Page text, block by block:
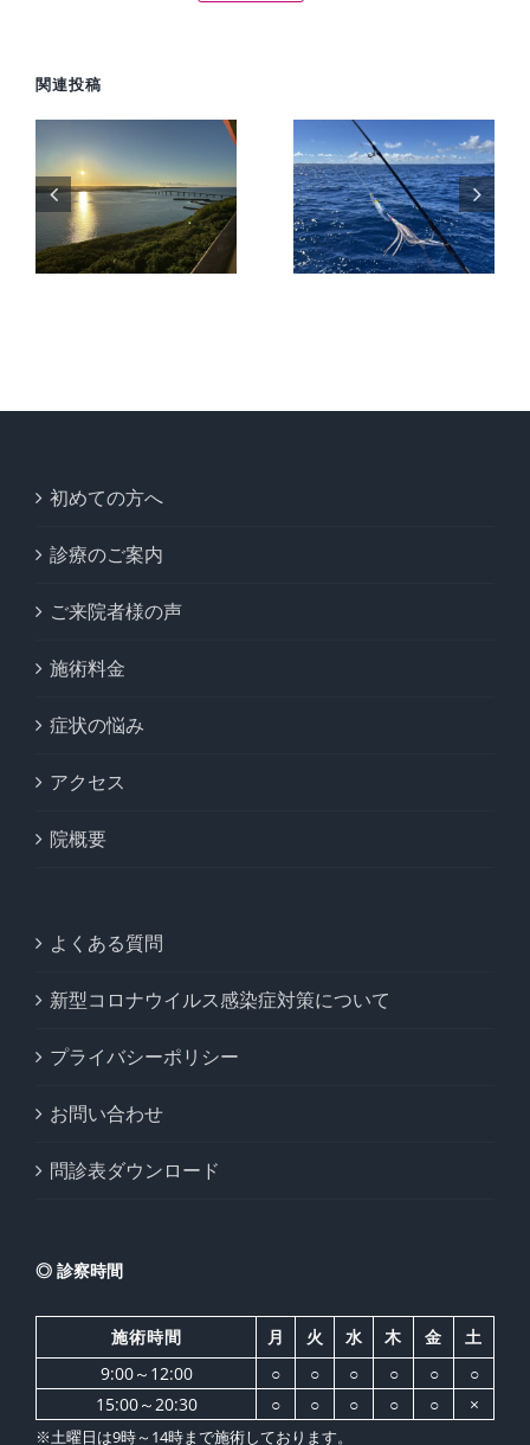
関連投稿
【宮古島2
日目】猛暑
の中での高
級魚を狙う
船釣りと反
【2026年】
夏の宮古島
を先取りし
た暑い1日
初めての方へ
診療のご案内
ご来院者様の声
施術料金
症状の悩み
アクセス
院概要
よくある質問
新型コロナウイルス感染症対策について
プライバシーポリシー
お問い合わせ
問診表ダウンロード
◎ 診察時間
施術時間 月 火 水 木 金
土
9:00～12:00
○ ○ ○ ○ ○
○
15:00～20:30
○ ○ ○ ○ ○ ×
※土曜日は9時～14時まで施術しております。